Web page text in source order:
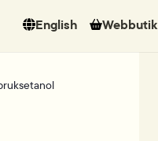
English Webbutik